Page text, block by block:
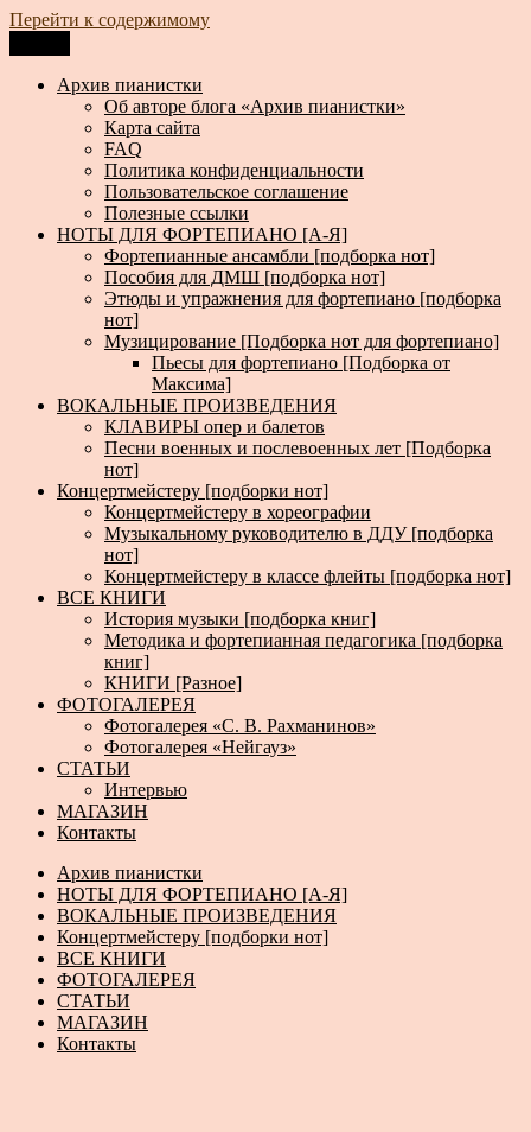
Перейти к содержимому
Архив пианистки
Всё для пианистов: ноты, книги, музыка, статьи…
Архив пианистки
Об авторе блога «Архив пианистки»
Карта сайта
FAQ
Политика конфиденциальности
Пользовательское соглашение
Полезные ссылки
НОТЫ ДЛЯ ФОРТЕПИАНО [А-Я]
Фортепианные ансамбли [подборка нот]
Пособия для ДМШ [подборка нот]
Этюды и упражнения для фортепиано [подборка
нот]
Музицирование [Подборка нот для фортепиано]
Пьесы для фортепиано [Подборка от
Максима]
ВОКАЛЬНЫЕ ПРОИЗВЕДЕНИЯ
КЛАВИРЫ опер и балетов
Песни военных и послевоенных лет [Подборка
нот]
Концертмейстеру [подборки нот]
Концертмейстеру в хореографии
Музыкальному руководителю в ДДУ [подборка
нот]
Концертмейстеру в классе флейты [подборка нот]
ВСЕ КНИГИ
История музыки [подборка книг]
Методика и фортепианная педагогика [подборка
книг]
КНИГИ [Разное]
ФОТОГАЛЕРЕЯ
Фотогалерея «С. В. Рахманинов»
Фотогалерея «Нейгауз»
СТАТЬИ
Интервью
МАГАЗИН
Контакты
Архив пианистки
НОТЫ ДЛЯ ФОРТЕПИАНО [А-Я]
ВОКАЛЬНЫЕ ПРОИЗВЕДЕНИЯ
Концертмейстеру [подборки нот]
ВСЕ КНИГИ
ФОТОГАЛЕРЕЯ
СТАТЬИ
МАГАЗИН
Контакты